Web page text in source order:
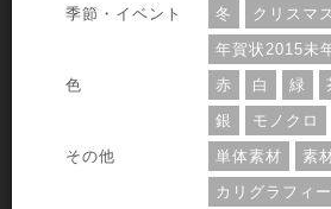
季節・イベント
冬
クリスマ
年賀状2015未
色
赤 白 緑
銀
モノクロ
その他
単体素材
素
カリグラフィ